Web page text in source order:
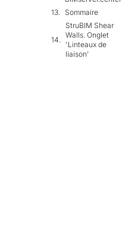
Sommaire
StruBIM Shear
Walls. Onglet
'Linteaux de
liaison'